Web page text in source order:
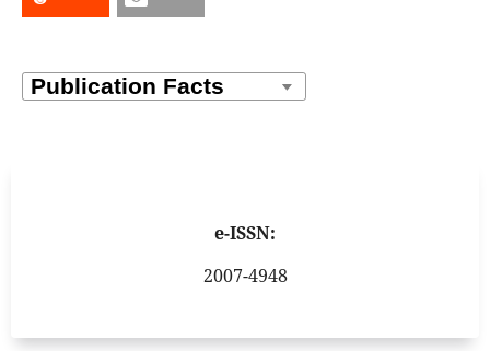
e-ISSN:
2007-4948